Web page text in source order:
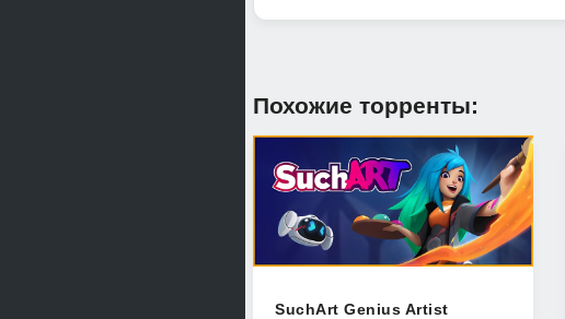
Похожие торренты:
SuchArt Genius Artist